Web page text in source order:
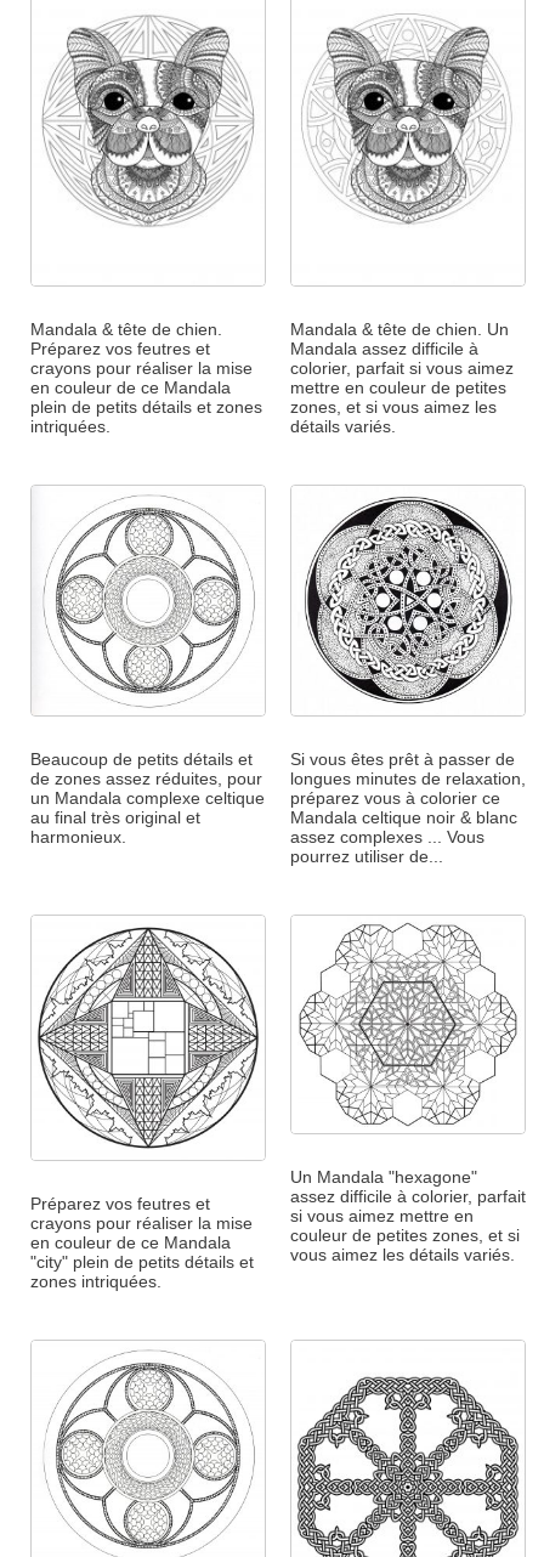
Mandala & tête de chien.
Préparez vos feutres et
crayons pour réaliser la mise
en couleur de ce Mandala
plein de petits détails et zones
intriquées.
Mandala & tête de chien. Un
Mandala assez difficile à
colorier, parfait si vous aimez
mettre en couleur de petites
zones, et si vous aimez les
détails variés.
Beaucoup de petits détails et
de zones assez réduites, pour
un Mandala complexe celtique
au final très original et
harmonieux.
Si vous êtes prêt à passer de
longues minutes de relaxation,
préparez vous à colorier ce
Mandala celtique noir & blanc
assez complexes ... Vous
pourrez utiliser de...
Préparez vos feutres et
crayons pour réaliser la mise
en couleur de ce Mandala
"city" plein de petits détails et
zones intriquées.
Un Mandala "hexagone"
assez difficile à colorier, parfait
si vous aimez mettre en
couleur de petites zones, et si
vous aimez les détails variés.